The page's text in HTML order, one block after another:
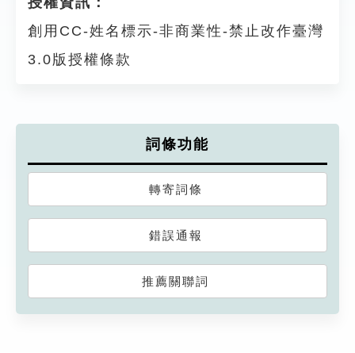
創用CC-姓名標示-非商業性-禁止改作臺灣
3.0版授權條款
詞條功能
轉寄詞條
錯誤通報
推薦關聯詞